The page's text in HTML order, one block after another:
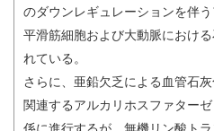
のダウンレギュレーションを伴
平滑筋細胞および大動脈におけ
れている。
さらに、亜鉛欠乏による血管石
関連するアルカリホスファター
係に進行するが、無機リン酸ト